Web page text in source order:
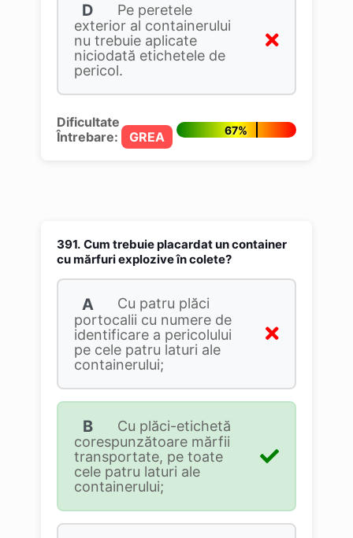
D
Pe peretele
exterior al containerului
nu trebuie aplicate
niciodată etichetele de
pericol.
Dificultate
Întrebare:
GREA 67%
391. Cum trebuie placardat un container
cu mărfuri explozive în colete?
A
Cu patru plăci
portocalii cu numere de
identificare a pericolului
pe cele patru laturi ale
containerului;
B
Cu plăci-etichetă
corespunzătoare mărfii
transportate, pe toate
cele patru laturi ale
containerului;